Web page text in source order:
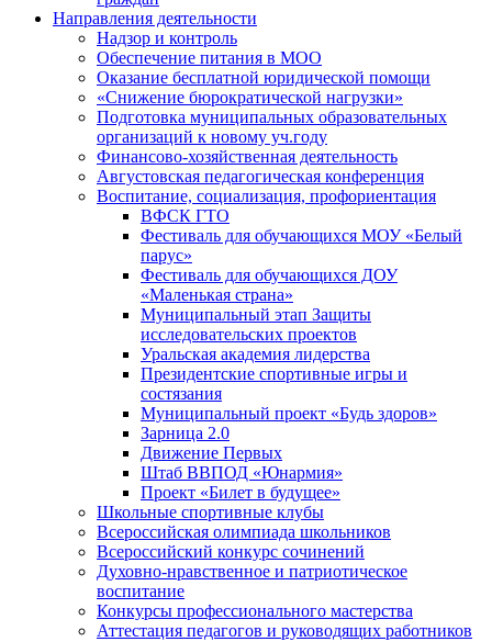
Направления деятельности
Надзор и контроль
Обеспечение питания в МОО
Оказание бесплатной юридической помощи
«Снижение бюрократической нагрузки»
Подготовка муниципальных образовательных
организаций к новому уч.году
Финансово-хозяйственная деятельность
Августовская педагогическая конференция
Воспитание, социализация, профориентация
ВФСК ГТО
Фестиваль для обучающихся МОУ «Белый
парус»
Фестиваль для обучающихся ДОУ
«Маленькая страна»
Муниципальный этап Защиты
исследовательских проектов
Уральская академия лидерства
Президентские спортивные игры и
состязания
Муниципальный проект «Будь здоров»
Зарница 2.0
Движение Первых
Штаб ВВПОД «Юнармия»
Проект «Билет в будущее»
Школьные спортивные клубы
Всероссийская олимпиада школьников
Всероссийский конкурс сочинений
Духовно-нравственное и патриотическое
воспитание
Конкурсы профессионального мастерства
Аттестация педагогов и руководящих работников